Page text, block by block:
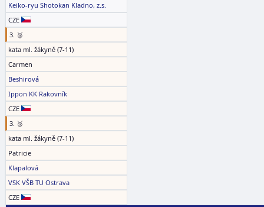
Keiko-ryu Shotokan Kladno, z.s.
CZE
3. 🥉
kata ml. žákyně (7-11)
Carmen
Beshirová
Ippon KK Rakovník
CZE
3. 🥉
kata ml. žákyně (7-11)
Patricie
Klapalová
VSK VŠB TU Ostrava
CZE